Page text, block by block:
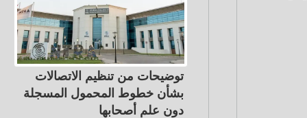
توضيحات من تنظيم الاتصالات
بشأن خطوط المحمول المسجلة
دون علم أصحابها